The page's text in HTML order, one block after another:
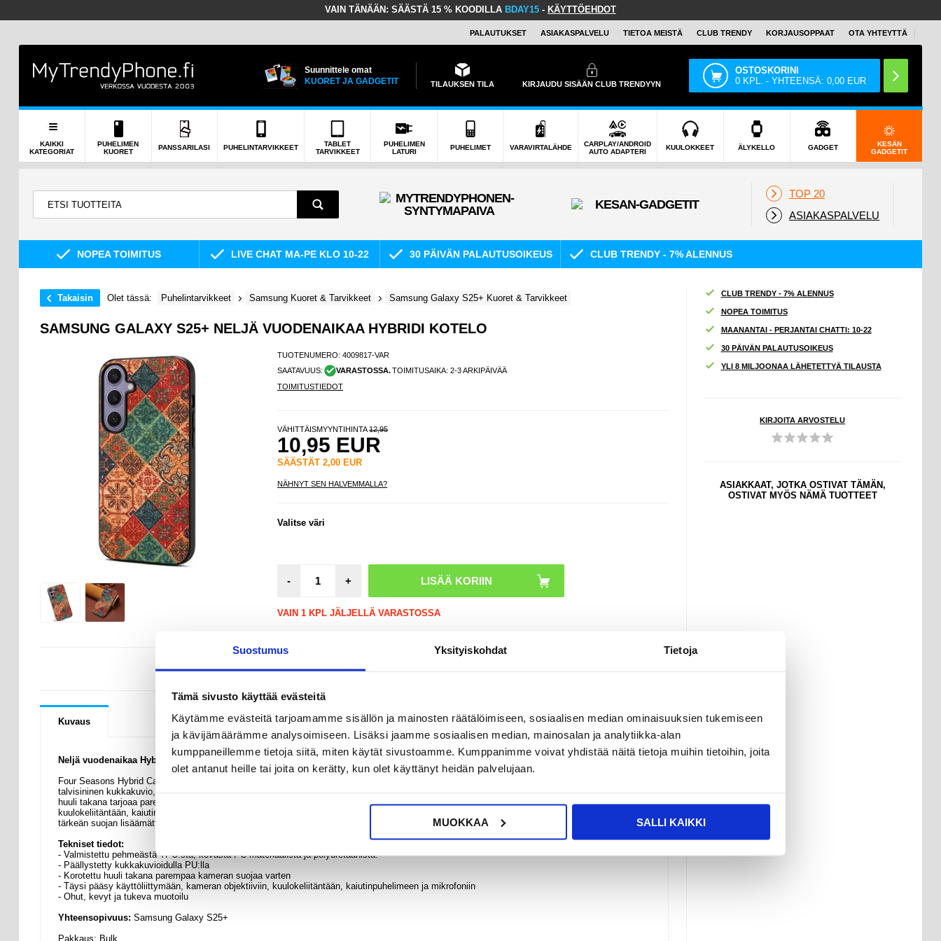
Suostumus Yksityiskohdat Tietoja
Tämä sivusto käyttää evästeitä
Käytämme evästeitä tarjoamamme sisällön ja mainosten räätälöimiseen, sosiaalisen median ominaisuuksien tukemiseen
ja kävijämäärämme analysoimiseen. Lisäksi jaamme sosiaalisen median, mainosalan ja analytiikka-alan
kumppaneillemme tietoja siitä, miten käytät sivustoamme. Kumppanimme voivat yhdistää näitä tietoja muihin tietoihin, joita
olet antanut heille tai joita on kerätty, kun olet käyttänyt heidän palvelujaan.
MUOKKAA SALLI KAIKKI
VAIN TÄNÄÄN: SÄÄSTÄ 15 % KOODILLA BDAY15 - KÄYTTÖEHDOT
PALAUTUKSET ASIAKASPALVELU TIETOA MEISTÄ CLUB TRENDY KORJAUSOPPAAT OTA YHTEYTTÄ
Suunnittele omat
KUORET JA GADGETIT
TILAUKSEN TILA KIRJAUDU SISÄÄN CLUB TRENDYYN
OSTOSKORINI
0 KPL. - YHTEENSÄ:0,00 EUR
KAIKKI
KATEGORIAT
PUHELIMEN
KUORET
PANSSARILASI PUHELINTARVIKKEET
TABLET
TARVIKKEET
PUHELIMEN
LATURI
PUHELIMET VARAVIRTALÄHDE
CARPLAY/ANDROID
AUTO ADAPTERI
KUULOKKEET ÄLYKELLO GADGET
KESÄN
GADGETIT
TOP 20
ASIAKASPALVELU
NOPEA TOIMITUS LIVE CHAT MA-PE KLO 10-22 30 PÄIVÄN PALAUTUSOIKEUS CLUB TRENDY - 7% ALENNUS
Takaisin Olet tässä: Puhelintarvikkeet Samsung Kuoret & Tarvikkeet Samsung Galaxy S25+ Kuoret & Tarvikkeet
SAMSUNG GALAXY S25+ NELJÄ VUODENAIKAA HYBRIDI KOTELO
TUOTENUMERO:4009817-VAR
SAATAVUUS:
VARASTOSSA.TOIMITUSAIKA: 2-3 ARKIPÄIVÄÄ
TOIMITUSTIEDOT
VÄHITTÄISMYYNTIHINTA12,95
10,95 EUR
SÄÄSTÄT2,00 EUR
NÄHNYT SEN HALVEMMALLA?
Valitse väri
- +
VAIN 1 KPL JÄLJELLÄ VARASTOSSA
KYSYMYKSIÄ? KYSY POIS
Kuvaus
Neljä vuodenaikaa Hybridikotelo - Samsung Galaxy S25+
Four Seasons Hybrid Case tarjoaa Samsung Galaxy S25+ -puhelimellesi täydellisen suojan ja tyylin. Tässä puhelimen kotelossa on kaunis
talvisininen kukkakuvio, joka on valmistettu pehmeästä TPU- ja kovasta PC-materiaalista ja päällystetty kuvioidulla polyuretaanilla. Korotettu
huuli takana tarjoaa paremman suojan puhelimen kameralle, mutta antaa silti täyden pääsyn käyttöliittymään, kameran objektiiviin,
kuulokeliitäntään, kaiutinpuhelimeen ja mikrofoniin. Kestävä, mutta ohut ja kevyt muotoilu on erittäin helppo asentaa ja poistaa, ja se tarjoaa
tärkeän suojan lisäämättä Samsung Galaxy S25+ -puhelimen tilaa.
Tekniset tiedot:
- Valmistettu pehmeästä TPU:sta, kovasta PC-materiaalista ja polyuretaanista.
- Päällystetty kukkakuvioidulla PU:lla
- Korotettu huuli takana parempaa kameran suojaa varten
- Täysi pääsy käyttöliittymään, kameran objektiiviin, kuulokeliitäntään, kaiutinpuhelimeen ja mikrofoniin
- Ohut, kevyt ja tukeva muotoilu
Yhteensopivuus: Samsung Galaxy S25+
Pakkaus: Bulk
CLUB TRENDY - 7% ALENNUS
NOPEA TOIMITUS
MAANANTAI - PERJANTAI CHATTI: 10-22
30 PÄIVÄN PALAUTUSOIKEUS
YLI 8 MILJOONAA LÄHETETTYÄ TILAUSTA
KIRJOITA ARVOSTELU
ASIAKKAAT, JOTKA OSTIVAT TÄMÄN,
OSTIVAT MYÖS NÄMÄ TUOTTEET